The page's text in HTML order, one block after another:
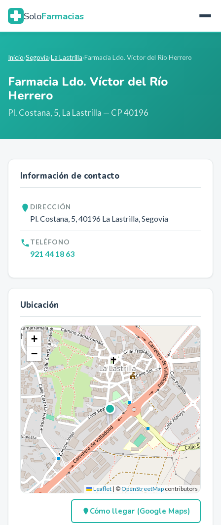
SoloFarmacias
Inicio›Segovia›La Lastrilla›Farmacia Ldo. Víctor del Río Herrero
Farmacia Ldo. Víctor del Río
Herrero
Pl. Costana, 5, La Lastrilla — CP 40196
Información de contacto
DIRECCIÓN
Pl. Costana, 5, 40196 La Lastrilla, Segovia
TELÉFONO
921 44 18 63
Ubicación
+
−
Leaflet | ©OpenStreetMap contributors
Cómo llegar (Google Maps)